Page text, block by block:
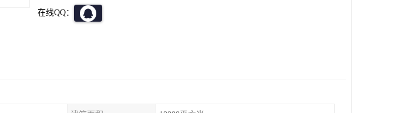
在线QQ：